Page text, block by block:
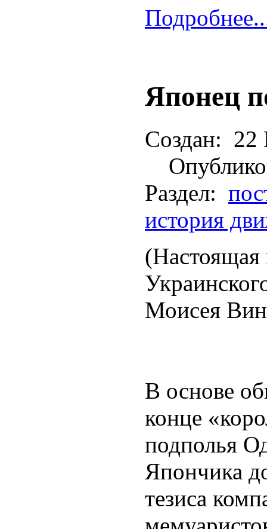
Японец
Создан: 22
Раздел:
история
(Настоящая
Моисея
В основе
конце
подполья
Япончика
тезиса